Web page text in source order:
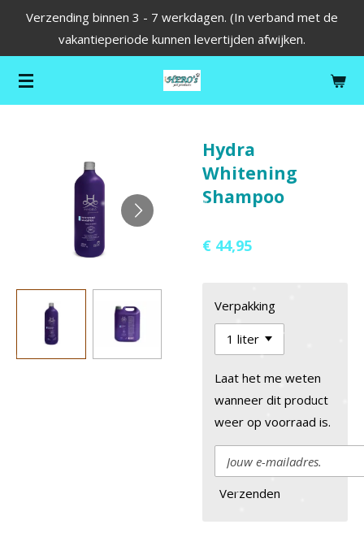
de
hoofdinhoud
Verzending binnen 3 - 7 werkdagen. (In verband met de
vakantieperiode kunnen levertijden afwijken.
Hydra
Whitening
Shampoo
€ 44,95
Verpakking
Laat het me weten
wanneer dit product
weer op voorraad is.
Verzenden